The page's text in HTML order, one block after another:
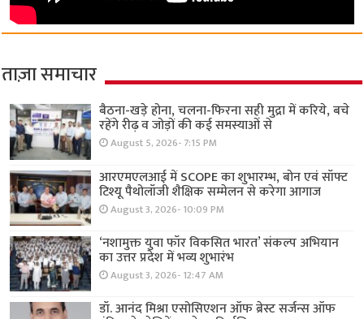
ताज़ा समाचार
बैठना-खड़े होना, चलना-फिरना सही मुद्रा में करिये, बचे
रहेंगे रीढ़ व जोड़ों की कई समस्याओं से
August 5, 2026- 7:15 PM
आरएमएलआई में SCOPE का शुभारम्भ, बोन एवं सॉफ्ट
टिश्यू पैथोलॉजी शैक्षिक सम्मेलन से करेगा आगाज
August 3, 2026- 10:09 PM
‘नशामुक्त युवा फॉर विकसित भारत’ संकल्प अभियान
का उत्तर प्रदेश में भव्य शुभारंभ
August 3, 2026- 12:47 AM
डॉ. आनंद मिश्रा एसोसिएशन ऑफ ब्रेस्ट सर्जन्स ऑफ